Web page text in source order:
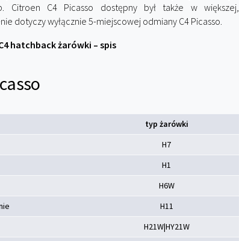
Citroen C4 Picasso dostępny był także w większej,
dotyczy wyłącznie 5-miejscowej odmiany C4 Picasso.
hatchback żarówki – spis
typ żarówki
H7
H1
H6W
H11
H21W|HY21W